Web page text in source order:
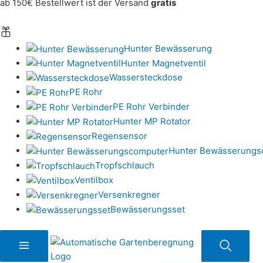
ab 150€ Bestellwert ist der Versand gratis
Hunter Bewässerung
Hunter Magnetventil
Wassersteckdose
PE Rohr
PE Rohr Verbinder
Hunter MP Rotator
Regensensor
Hunter
Tropfschlauch
Ventilbox
Versenkregner
Bewässerungsset